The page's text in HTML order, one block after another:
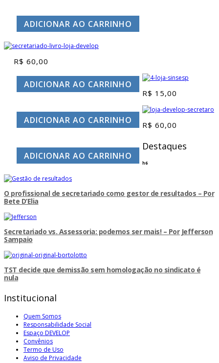
ADICIONAR AO CARRINHO
R$ 60,00
ADICIONAR AO CARRINHO
R$ 15,00
ADICIONAR AO CARRINHO R$ 60,00
ADICIONAR AO CARRINHO
Destaques
h6
O profissional de secretariado como gestor de resultados – Por
Bete D’Elia
Secretariado vs. Assessoria: podemos ser mais! – Por Jefferson
Sampaio
TST decide que demissão sem homologação no sindicato é
nula
Institucional
Quem Somos
Responsabilidade Social
Espaço DEVELOP
Convênios
Termo de Uso
Aviso de Privacidade